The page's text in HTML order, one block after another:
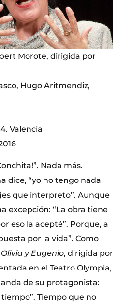
Morote, dirigida por
Hugo Aritmendiz,
Valencia
Nada más.
dice, “yo no tengo nada
que interpreto”. Aunque
excepción: “La obra tiene
eso la acepté”. Porque, a
por la vida”. Como
Olivia y Eugenio, dirigida por
en el Teatro Olympia,
de su protagonista:
Tiempo que no